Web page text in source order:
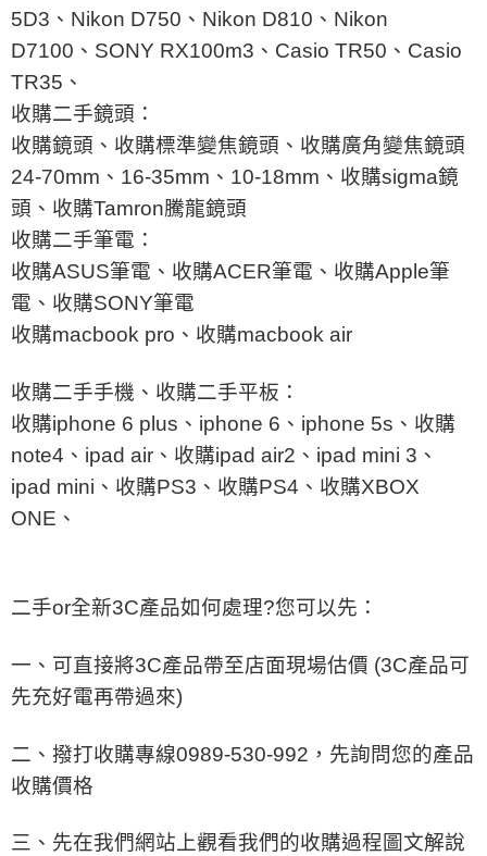
5D3 、 Nikon D750 、 Nikon D810 、 Nikon
D7100 、 SONY RX100m3 、 Casio TR50 、 Casio
TR35 、
收購二手鏡頭：
收購鏡頭、收購標準變焦鏡頭、收購廣角變焦鏡頭
24-70mm 、 16-35mm 、 10-18mm 、收購sigma鏡
頭、收購Tamron騰龍鏡頭
收購二手筆電：
收購ASUS筆電、收購ACER筆電、收購Apple筆
電、收購SONY筆電
收購macbook pro 、收購macbook air
收購二手手機、收購二手平板：
收購iphone 6 plus 、 iphone 6 、 iphone 5s 、收購
note4 、 ipad air 、收購ipad air2 、 ipad mini 3 、
ipad mini 、收購PS3 、收購PS4 、收購XBOX
ONE 、
二手or全新3C產品如何處理?您可以先：
一、可直接將3C產品帶至店面現場估價 (3C產品可
先充好電再帶過來)
二、撥打收購專線0989-530-992 ，先詢問您的產品
收購價格
三、先在我們網站上觀看我們的收購過程圖文解說